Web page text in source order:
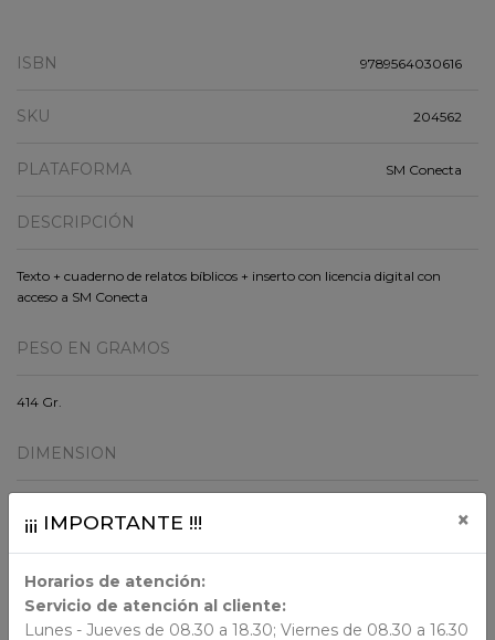
ISBN 9789564030616
SKU 204562
PLATAFORMA SM Conecta
DESCRIPCIÓN
Texto + cuaderno de relatos bíblicos + inserto con licencia digital con
acceso a SM Conecta
PESO EN GRAMOS
414 Gr.
DIMENSION
ORIGEN
¡¡¡ IMPORTANTE !!! ×
Horarios de atención:
Servicio de atención al cliente:
Lunes - Jueves de 08.30 a 18.30; Viernes de 08.30 a 16.30